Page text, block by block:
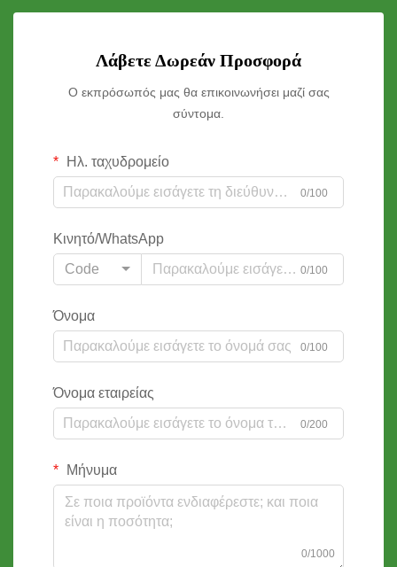
Λάβετε Δωρεάν Προσφορά
Ο εκπρόσωπός μας θα επικοινωνήσει μαζί σας
σύντομα.
Ηλ. ταχυδρομείο
0/100
Κινητό/WhatsApp
Code
0/100
Όνομα
0/100
Όνομα εταιρείας
0/200
Μήνυμα
0/1000